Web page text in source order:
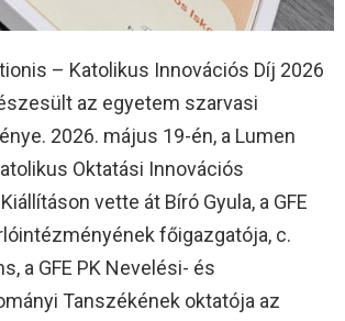
– Katolikus Innovációs Díj 2026
az egyetem szarvasi
2026. május 19-én, a Lumen
Oktatási Innovációs
vette át Bíró Gyula, a GFE
főigazgatója, c.
a GFE PK Nevelési- és
Tanszékének oktatója az